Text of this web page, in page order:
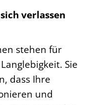
verlassen
stehen für
Sie
dass Ihre
und